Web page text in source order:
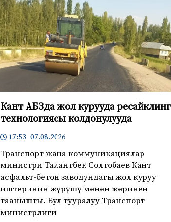
Кант АБЗда жол курууда ресайклинг
технологиясы колдонулууда
17:53 07.08.2026
Транспорт жана коммуникациялар
министри Талантбек Солтобаев Кант
асфальт-бетон заводундагы жол куруу
иштеринин жүрүшү менен жеринен
таанышты. Бул тууралуу Транспорт
министрлиги